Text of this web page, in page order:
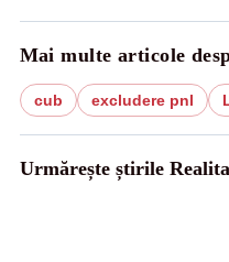
Mai multe articole
cub excludere pnl
Urmărește știrile